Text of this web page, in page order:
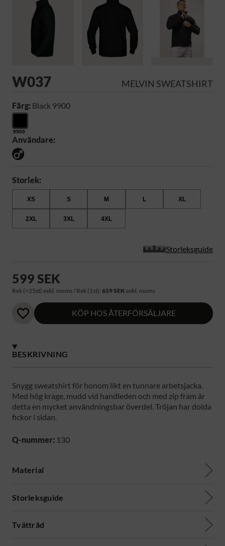
W037 MELVIN SWEATSHIRT
Färg: Black 9900
9900
Användare:
Storlek:
XS S M L XL
2XL 3XL 4XL
Storleksguide
599 SEK
Rek (>25st) exkl. moms / Rek (1st): 659 SEK exkl. moms
KÖP HOS ÅTERFÖRSÄLJARE
BESKRIVNING
Snygg sweatshirt för honom likt en tunnare arbetsjacka.
Med hög krage, mudd vid handleden och med zip fram är
detta en mycket användningsbar överdel. Tröjan har dolda
fickor i sidan.
Q-nummer: 130
Material
Storleksguide
Tvättråd